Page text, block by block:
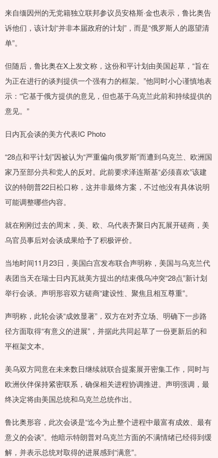
来自缅因州的无党籍独立联邦参议员安格斯·金也表示，鲁比奥告
诉他们，该计划“并非本届政府的计划”，而是“俄罗斯人的愿望清
单”。
但随后，鲁比奥在X上发文称，这份和平计划由美国起草，“旨在
为正在进行的谈判提供一个强有力的框架。”他同时小心谨慎地表
示：“它基于俄方提供的意见，但也基于乌克兰此前和持续提供的
意见。”
日内瓦会谈的美方代表IC Photo
“28点和平计划”因被认为“严重偏向俄罗斯”而遭到乌克兰、欧洲国
家乃至部分共和党人的反对。此前要求泽连斯基“必须喜欢”该建
议的特朗普22日松口称，这并非最终方案，不过他没有具体说明
可能调整哪些内容。
就在刚刚过去的周末，美、欧、乌代表齐聚日内瓦展开磋商，美
乌官员事后对会谈成果给予了积极评价。
当地时间11月23日，美国白宫发布联合声明称，美国与乌克兰代
表团当天在瑞士日内瓦就美方提出的结束俄乌冲突“28点”新计划
举行会谈。声明形容双方磋商“建设性、聚焦且相互尊重”。
声明称，此轮会谈“成效显著”，双方在对齐立场、明确下一步路
径方面取得“有意义的进展”，并据此共同起草了一份更新后的和
平框架文本。
美乌双方同意在未来数日继续就联合提案展开密集工作，同时与
欧洲伙伴保持紧密联系，确保相关进程协调推进。声明强调，最
终决定将由美国总统和乌克兰总统作出。
鲁比奥形容，此次会谈是“迄今为止整个进程中最富有成效、最有
意义的会谈”。他暗示特朗普对乌克兰方面的不满情绪已经得到缓
解，并表示总统对取得的进展感到“满意”。